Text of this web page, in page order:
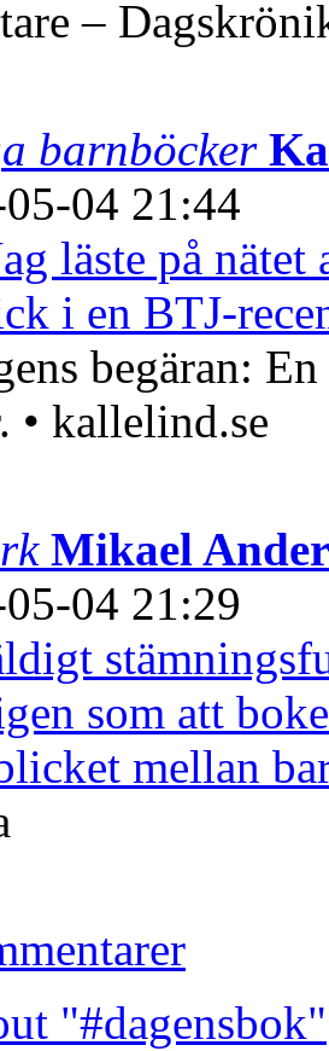
–
barnböcker
04 21:44
läste på nätet
i en BTJ-
begäran:
• kallelind.se
Mikael
04 21:29
som att
mellan
"#dagensbok"